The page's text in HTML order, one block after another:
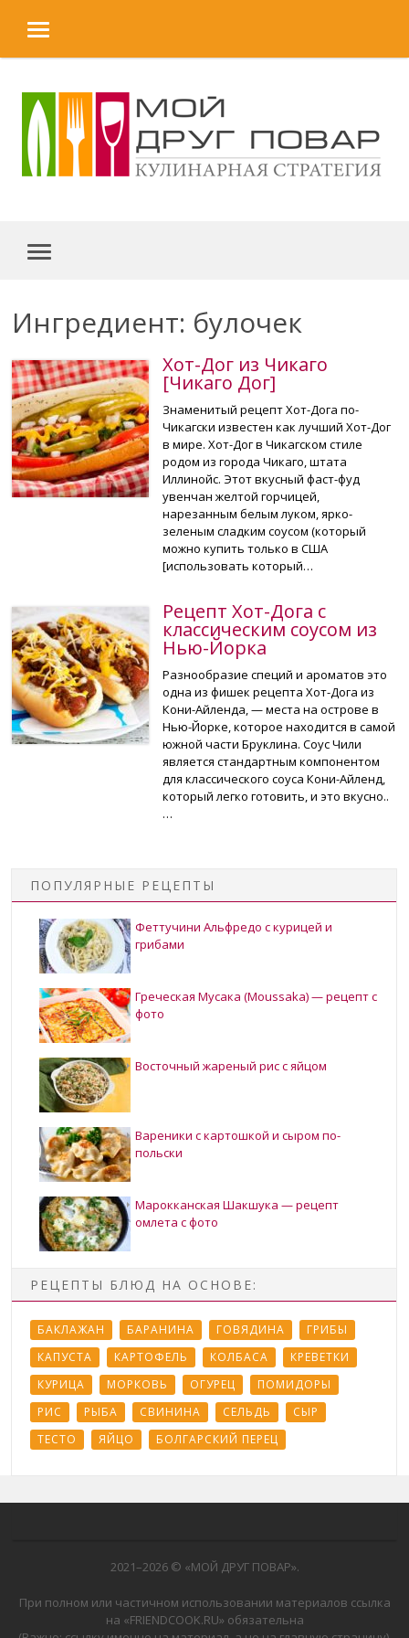
MENU
MENU
Ингредиент: булочек
Хот-Дог из Чикаго
[Чикаго Дог]
Знаменитый рецепт Хот-Дога по-
Чикагски известен как лучший Хот-Дог
в мире. Хот-Дог в Чикагском стиле
родом из города Чикаго, штата
Иллинойс. Этот вкусный фаст-фуд
увенчан желтой горчицей,
нарезанным белым луком, ярко-
зеленым сладким соусом (который
можно купить только в США
[использовать который…
Рецепт Хот-Дога с
классическим соусом из
Нью-Йорка
Разнообразие специй и ароматов это
одна из фишек рецепта Хот-Дога из
Кони-Айленда, — места на острове в
Нью-Йорке, которое находится в самой
южной части Бруклина. Соус Чили
является стандартным компонентом
для классического соуса Кони-Айленд,
который легко готовить, и это вкусно..
…
ПОПУЛЯРНЫЕ РЕЦЕПТЫ
Феттучини Альфредо с курицей и
грибами
Греческая Мусака (Moussaka) — рецепт с
фото
Восточный жареный рис с яйцом
Вареники с картошкой и сыром по-
польски
Марокканская Шакшука — рецепт
омлета с фото
РЕЦЕПТЫ БЛЮД НА ОСНОВЕ:
БАКЛАЖАН БАРАНИНА ГОВЯДИНА
ГРИБЫ
КАПУСТА
КАРТОФЕЛЬ КОЛБАСА
КРЕВЕТКИ
КУРИЦА
МОРКОВЬ ОГУРЕЦ
ПОМИДОРЫ
РИС
РЫБА СВИНИНА СЕЛЬДЬ
СЫР
ТЕСТО
ЯЙЦО БОЛГАРСКИЙ ПЕРЕЦ
2021–2026 © «МОЙ ДРУГ ПОВАР».
При полном или частичном использовании материалов ссылка
на «FRIENDCOOK.RU» обязательна